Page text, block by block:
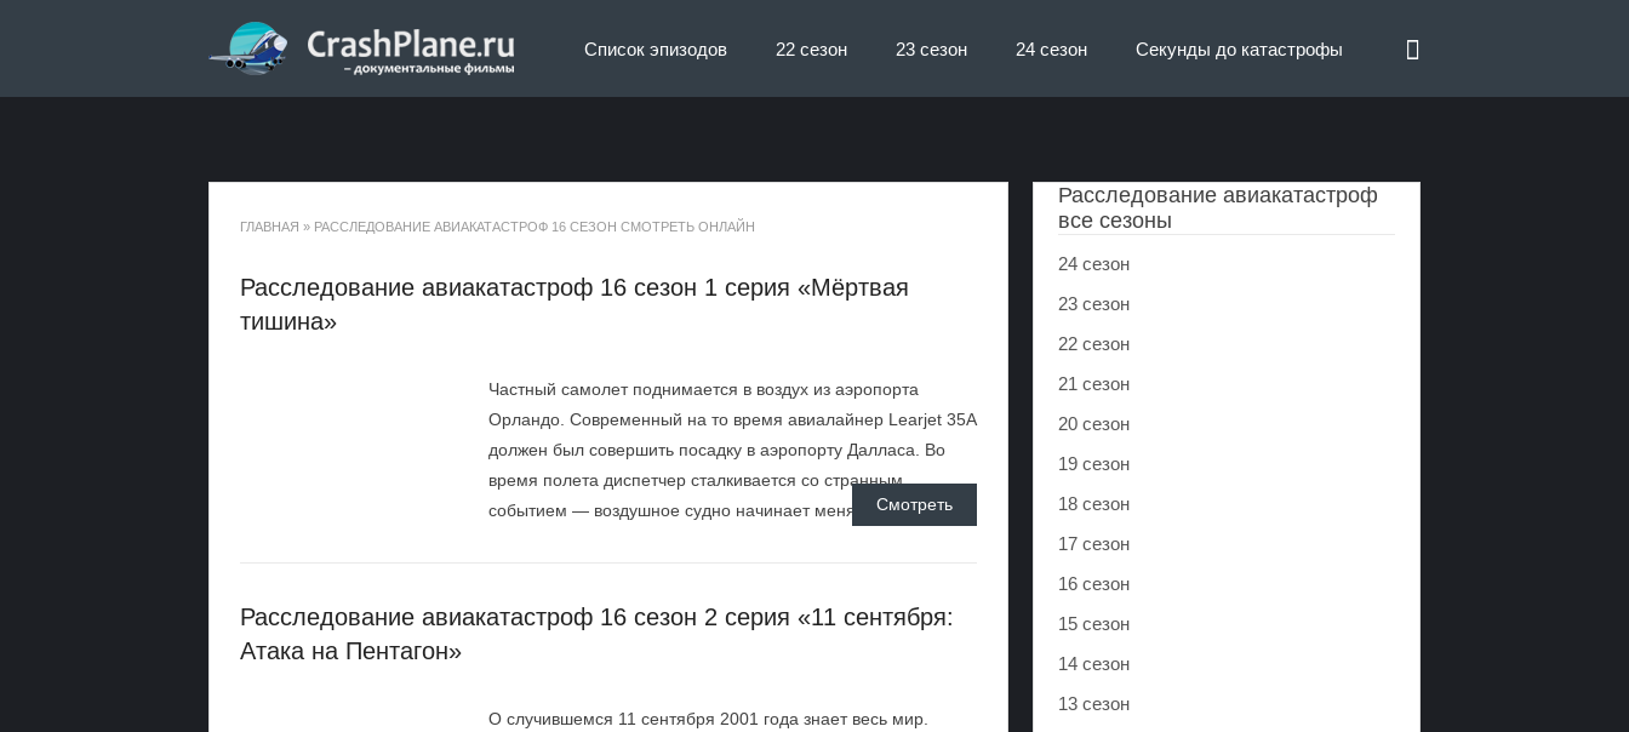
Список эпизодов 22 сезон 23 сезон 24 сезон Секунды до катастрофы
ГЛАВНАЯ » РАССЛЕДОВАНИЕ АВИАКАТАСТРОФ 16 СЕЗОН СМОТРЕТЬ ОНЛАЙН
Расследование авиакатастроф 16 сезон 1 серия «Мёртвая
тишина»
Частный самолет поднимается в воздух из аэропорта
Орландо. Современный на то время авиалайнер Learjet 35A
должен был совершить посадку в аэропорту Далласа. Во
время полета диспетчер сталкивается со странным
событием — воздушное судно начинает менять ...Смотреть
Расследование авиакатастроф 16 сезон 2 серия «11 сентября:
Атака на Пентагон»
О случившемся 11 сентября 2001 года знает весь мир.
Расследование авиакатастроф
все сезоны
24 сезон
23 сезон
22 сезон
21 сезон
20 сезон
19 сезон
18 сезон
17 сезон
16 сезон
15 сезон
14 сезон
13 сезон